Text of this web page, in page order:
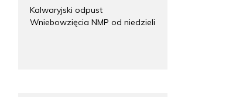
Kalwaryjski odpust
Wniebowzięcia NMP od niedzieli